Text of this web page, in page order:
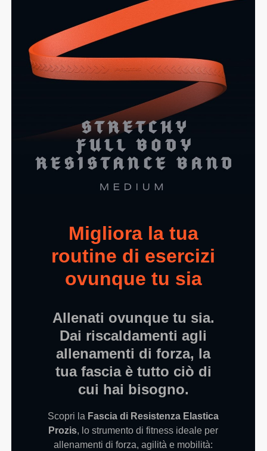
Migliora la tua
routine di esercizi
ovunque tu sia
Allenati ovunque tu sia.
Dai riscaldamenti agli
allenamenti di forza, la
tua fascia è tutto ciò di
cui hai bisogno.
Scopri la Fascia di Resistenza Elastica
Prozis, lo strumento di fitness ideale per
allenamenti di forza, agilità e mobilità: